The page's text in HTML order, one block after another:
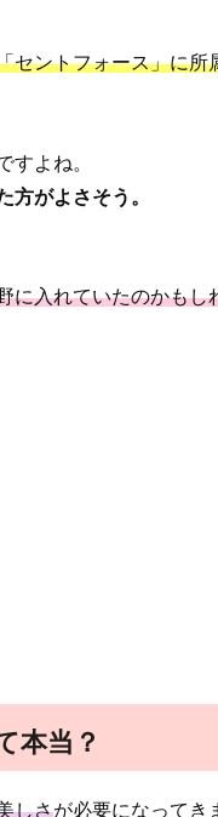
セントフォース」に所
すよね。
方がよさそう。
に入れていたのかもし
本当？
しさが必要になってき